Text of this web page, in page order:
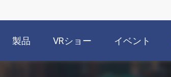
製品 VRショー イベント